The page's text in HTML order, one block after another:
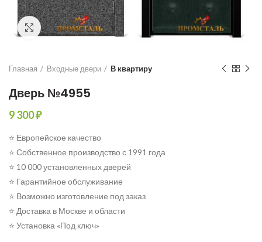
Click to enlarge
Главная Входные двери В квартиру
Дверь №4955
9 300₽
⭐ Европейское качество
⭐ Собственное производство с 1991 года
⭐ 10 000 установленных дверей
⭐ Гарантийное обслуживание
⭐ Возможно изготовление под заказ
⭐ Доставка в Москве и области
⭐ Установка «Под ключ»